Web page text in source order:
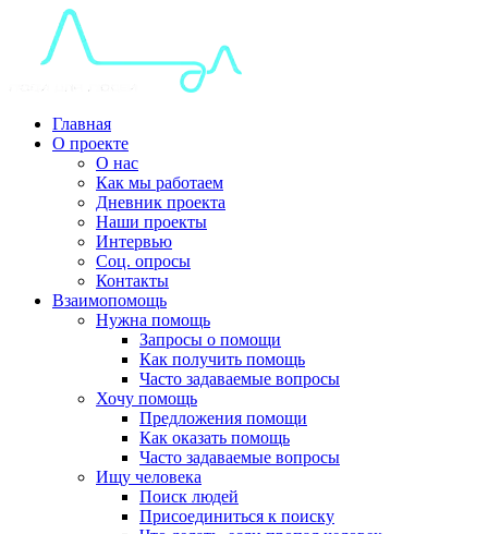
Главная
О проекте
О нас
Как мы работаем
Дневник проекта
Наши проекты
Интервью
Соц. опросы
Контакты
Взаимопомощь
Нужна помощь
Запросы о помощи
Как получить помощь
Часто задаваемые вопросы
Хочу помощь
Предложения помощи
Как оказать помощь
Часто задаваемые вопросы
Ищу человека
Поиск людей
Присоединиться к поиску